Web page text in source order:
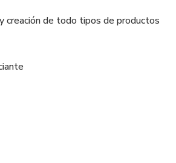
creación de todo tipos de productos